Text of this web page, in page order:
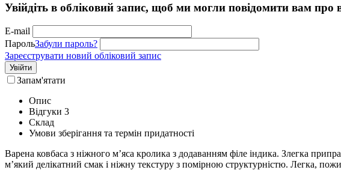
Увійдіть в обліковий запис, щоб ми могли повідомити вам про
E-mail
ПарольЗабули пароль?
Зареєструвати новий обліковий запис
Увійти
Запам'ятати
Опис
Відгуки 3
Склад
Умови зберігання та термін придатності
Варена ковбаса з ніжного м’яса кролика з додаванням філе індика. Злегка
м’який делікатний смак і ніжну текстуру з помірною структурністю. Легка,